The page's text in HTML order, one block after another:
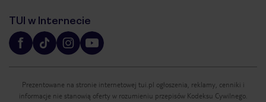
TUI w Internecie
Prezentowane na stronie internetowej tui.pl ogłoszenia, reklamy, cenniki i
informacje nie stanowią oferty w rozumieniu przepisów Kodeksu Cywilnego.